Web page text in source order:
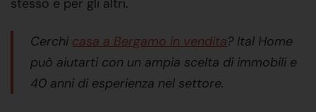
stesso e per gli altri.
Cerchi casa a Bergamo in vendita? Ital Home
può aiutarti con un ampia scelta di immobili e
40 anni di esperienza nel settore.